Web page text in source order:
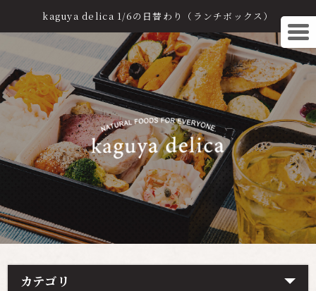
kaguya delica 1/6の日替わり（ランチボックス）
カテゴリ